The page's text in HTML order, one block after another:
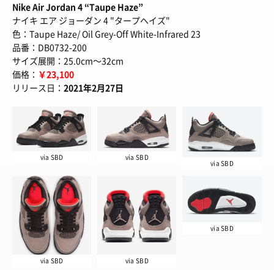
Nike Air Jordan 4 “Taupe Haze”
ナイキ エア ジョーダン 4 "タープヘイズ"
色：Taupe Haze/ Oil Grey-Off White-Infrared 23
品番：DB0732-200
サイズ展開：25.0cm～32cm
価格： ￥23,100
リリース日： 2021年2月27日
via SBD via SBD
via SBD
via SBD via SBD
via SBD